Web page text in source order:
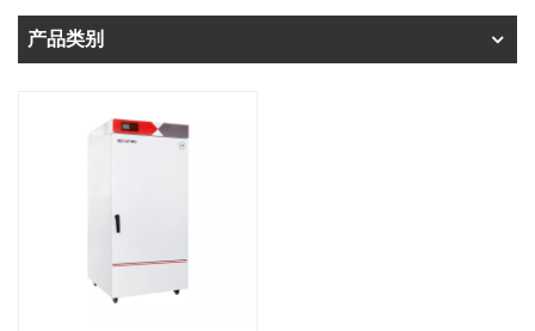
产品类别